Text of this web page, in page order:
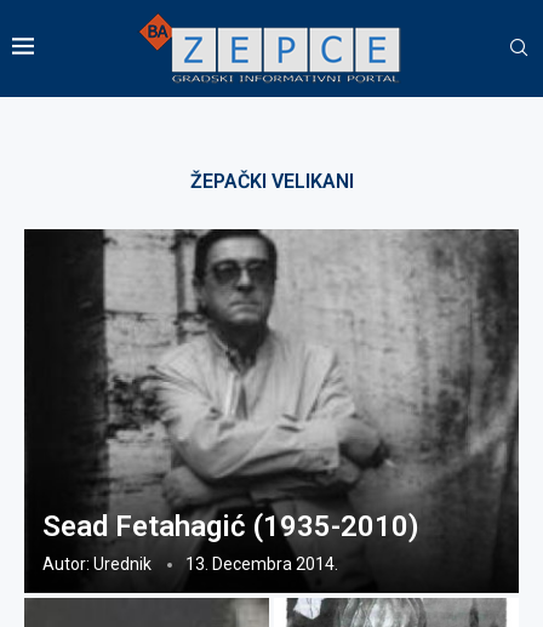
ŽEPAČKI VELIKANI
Sead Fetahagić (1935-2010)
Autor: Urednik 13. Decembra 2014.